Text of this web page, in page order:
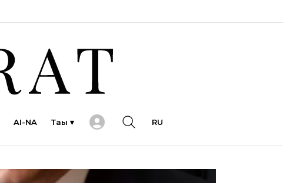
AI-NA Тағы ▾ RU